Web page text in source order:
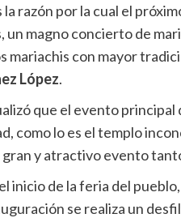
razón por la cual el
un magno concierto de
mariachis con mayor
López.
que el evento principal
como lo es el templo
y atractivo evento
inicio de la feria del
se realiza un